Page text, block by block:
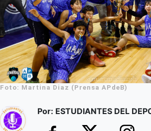
Foto: Martina Diaz (Prensa APdeB)
Por: ESTUDIANTES DEL